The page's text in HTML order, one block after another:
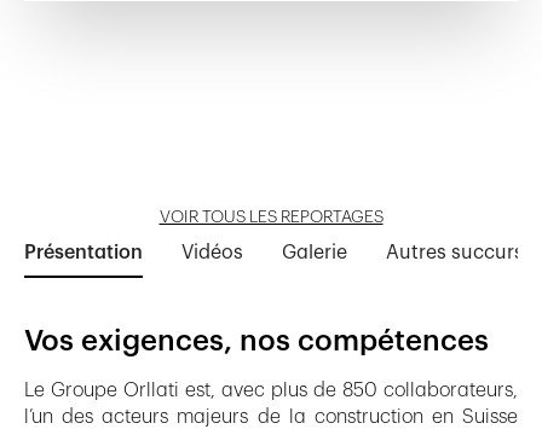
VOIR TOUS LES REPORTAGES
Présentation Vidéos Galerie Autres
Vos exigences, nos compétences
Le Groupe Orllati est, avec plus de 850 collaborateurs,
l’un des acteurs majeurs de la construction en Suisse